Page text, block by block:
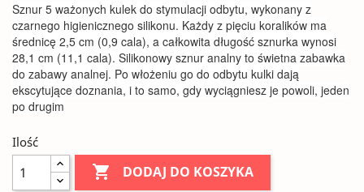
Sznur 5 ważonych kulek do stymulacji odbytu, wykonany z
czarnego higienicznego silikonu. Każdy z pięciu koralików ma
średnicę 2,5 cm (0,9 cala), a całkowita długość sznurka wynosi
28,1 cm (11,1 cala). Silikonowy sznur analny to świetna zabawka
do zabawy analnej. Po włożeniu go do odbytu kulki dają
ekscytujące doznania, i to samo, gdy wyciągniesz je powoli, jeden
po drugim
Ilość
 DODAJ DO KOSZYKA